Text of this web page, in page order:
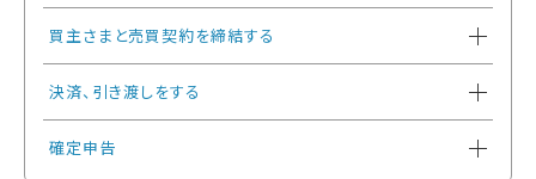
買主さまと売買契約を締結する
決済、引き渡しをする
確定申告